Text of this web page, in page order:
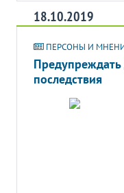
18.10.2019
ПЕРСОНЫ И
Предупреждать
последствия